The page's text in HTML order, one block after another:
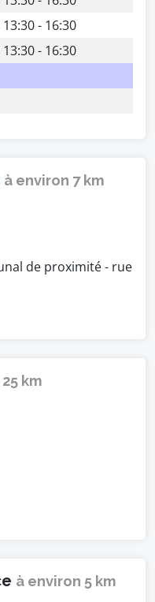
- 16:30
- 16:30
à environ 7 km
de proximité - rue
km
à environ 5 km